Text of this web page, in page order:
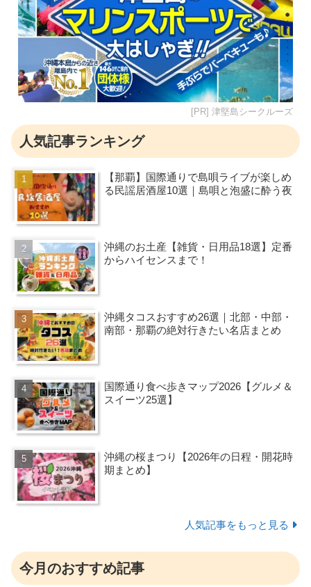
[PR] 津堅島シークルーズ
人気記事ランキング
【那覇】国際通りで島唄ライブが楽しめ
る民謡居酒屋10選｜島唄と泡盛に酔う夜
沖縄のお土産【雑貨・日用品18選】定番
からハイセンスまで！
沖縄タコスおすすめ26選｜北部・中部・
南部・那覇の絶対行きたい名店まとめ
国際通り食べ歩きマップ2026【グルメ＆
スイーツ25選】
沖縄の桜まつり【2026年の日程・開花時
期まとめ】
人気記事をもっと見る
今月のおすすめ記事